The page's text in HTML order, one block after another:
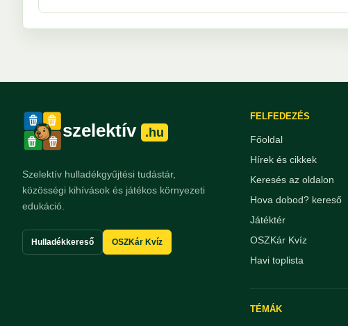
szelektív .hu
Szelektív hulladékgyűjtési tudástár,
közösségi kihívások és játékos környezeti
edukáció.
Hulladékkereső OSZKár Kvíz
FELFEDEZÉS
Főoldal
Hírek és cikkek
Keresés az oldalon
Hova dobod? kereső
Játéktér
OSZKár Kvíz
Havi toplista
TÉMÁK